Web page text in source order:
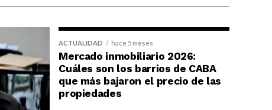
ACTUALIDAD hace 5 meses
Mercado inmobiliario 2026:
Cuáles son los barrios de CABA
que más bajaron el precio de las
propiedades